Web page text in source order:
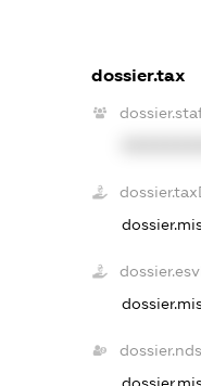
dossier.tax